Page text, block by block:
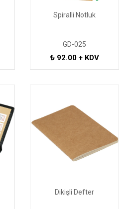
Spiralli Notluk
GD-025
₺ 92.00 + KDV
Dikişli Defter